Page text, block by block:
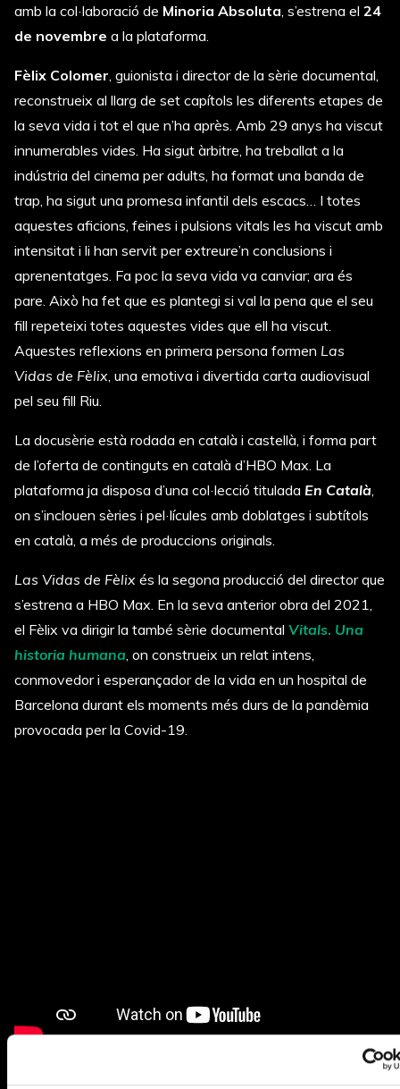
amb la col·laboració de Minoria Absoluta , s’estrena el 24
de novembre a la plataforma.
Fèlix Colomer , guionista i director de la sèrie documental,
reconstrueix al llarg de set capítols les diferents etapes de
la seva vida i tot el que n’ha après. Amb 29 anys ha viscut
innumerables vides. Ha sigut àrbitre, ha treballat a la
indústria del cinema per adults, ha format una banda de
trap, ha sigut una promesa infantil dels escacs… I totes
aquestes aficions, feines i pulsions vitals les ha viscut amb
intensitat i li han servit per extreure’n conclusions i
aprenentatges. Fa poc la seva vida va canviar; ara és
pare. Això ha fet que es plantegi si val la pena que el seu
fill repeteixi totes aquestes vides que ell ha viscut.
Aquestes reflexions en primera persona formen Las
Vidas de Fèlix , una emotiva i divertida carta audiovisual
pel seu fill Riu.
La docusèrie està rodada en català i castellà, i forma part
de l’oferta de continguts en català d’HBO Max. La
plataforma ja disposa d’una col·lecció titulada En Català
on s’inclouen sèries i pel·lícules amb doblatges i subtítols
en català, a més de produccions originals.
Las Vidas de Fèlix és la segona producció del director que
s’estrena a HBO Max. En la seva anterior obra del 2021,
el Fèlix va dirigir la també sèrie documental Vitals. Una
historia humana on construeix un relat intens,
conmovedor i esperançador de la vida en un hospital de
Barcelona durant els moments més durs de la pandèmia
provocada per la Covid-19.